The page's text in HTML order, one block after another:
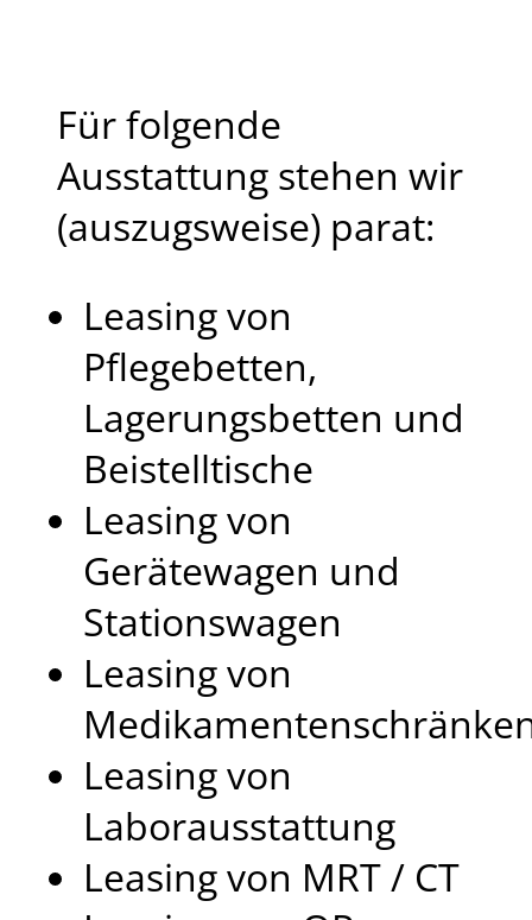
Für folgende
Ausstattung stehen wir
(auszugsweise) parat:
Leasing von
Pflegebetten,
Lagerungsbetten und
Beistelltische
Leasing von
Gerätewagen und
Stationswagen
Leasing von
Leasing von
Laborausstattung
Leasing von MRT / CT